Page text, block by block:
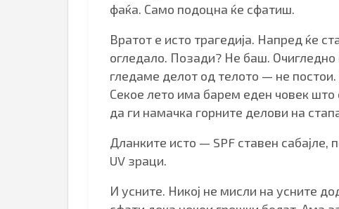
фаќа. Само подоцна ќе сфатиш.
Вратот е исто трагедија. Напред ќе
огледало. Позади? Не баш.
гледаме делот од телото — не
Секое лето има барем еден човек
да ги намачка горните делови на
Дланките исто — SPF ставен
UV зраци.
И усните. Никој не мисли на усните